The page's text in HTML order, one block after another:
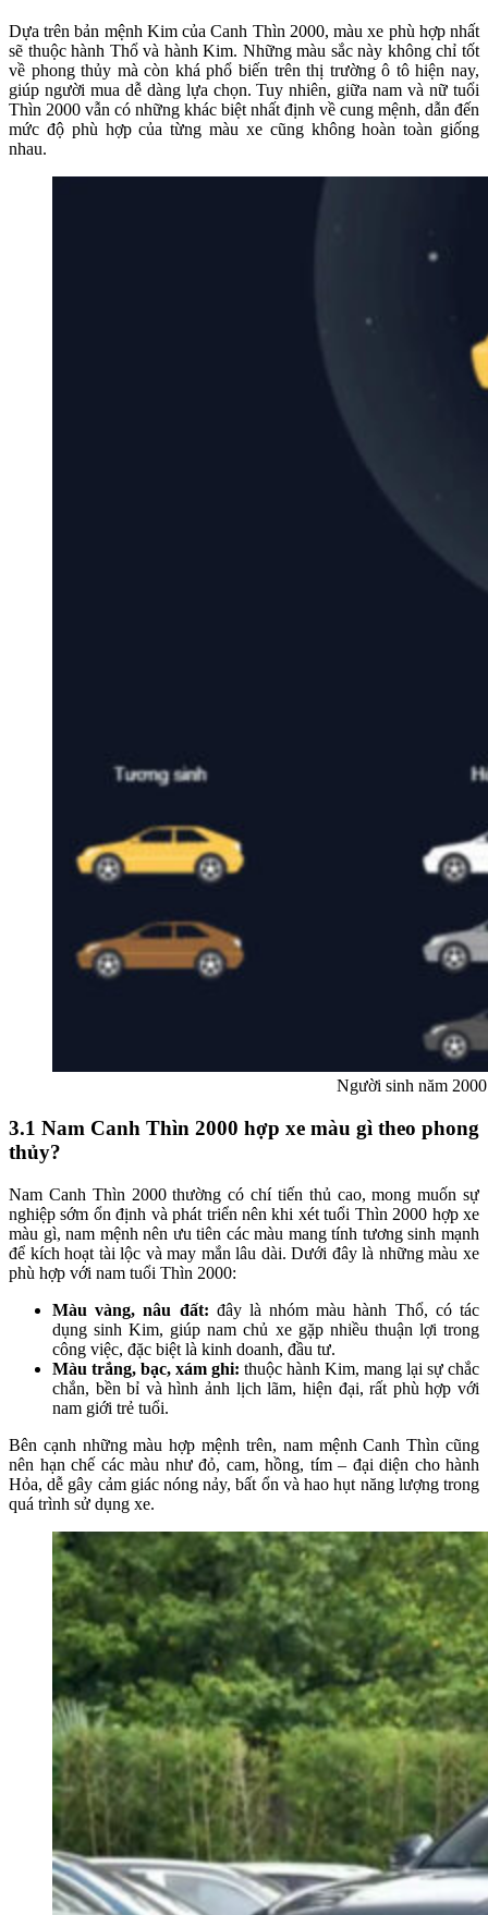
Dựa trên bản mệnh Kim của Canh Thìn 2000, màu xe phù hợp nhất
sẽ thuộc hành Thổ và hành Kim. Những màu sắc này không chỉ tốt
về phong thủy mà còn khá phổ biến trên thị trường ô tô hiện nay,
giúp người mua dễ dàng lựa chọn. Tuy nhiên, giữa nam và nữ tuổi
Thìn 2000 vẫn có những khác biệt nhất định về cung mệnh, dẫn đến
mức độ phù hợp của từng màu xe cũng không hoàn toàn giống
nhau.
Người sinh năm
3.1 Nam Canh Thìn 2000 hợp xe màu gì theo phong
thủy?
Nam Canh Thìn 2000 thường có chí tiến thủ cao, mong muốn sự
nghiệp sớm ổn định và phát triển nên khi xéttuổi Thìn 2000 hợp xe
màu gì, nam mệnh nên ưu tiên các màu mang tính tương sinh mạnh
để kích hoạt tài lộc và may mắn lâu dài. Dưới đây là những màu xe
phù hợp với nam tuổi Thìn 2000:
Màu vàng, nâu đất: đây là nhóm màu hành Thổ, có tác
dụng sinh Kim, giúp nam chủ xe gặp nhiều thuận lợi trong
công việc, đặc biệt là kinh doanh, đầu tư.
Màu trắng, bạc, xám ghi: thuộc hành Kim, mang lại sự chắc
chắn, bền bỉ và hình ảnh lịch lãm, hiện đại, rất phù hợp với
nam giới trẻ tuổi.
Bên cạnh những màu hợp mệnh trên, nam mệnh Canh Thìn cũng
nên hạn chế các màu như đỏ, cam, hồng, tím – đại diện cho hành
Hỏa, dễ gây cảm giác nóng nảy, bất ổn và hao hụt năng lượng trong
quá trình sử dụng xe.